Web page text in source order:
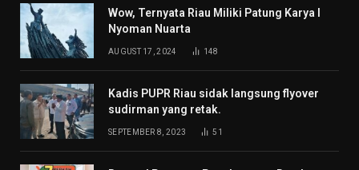
Wow, Ternyata Riau Miliki Patung Karya I
Nyoman Nuarta
AUGUST 17, 2024 148
Kadis PUPR Riau sidak langsung flyover
sudirman yang retak.
SEPTEMBER 8, 2023 51